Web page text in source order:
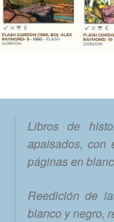
Libros de
apaisados, con
páginas en
Reedición de
blanco y negro,